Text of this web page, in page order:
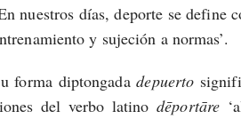
nuestros días, deporte se
y sujeción a normas’.
forma diptongadadepuerto
del verbo latinodēportāre